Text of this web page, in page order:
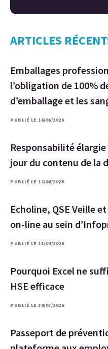
ARTICLES
Emballages
l’obligation de 100%
d’emballage et les
PUBLIÉ LE 16/06/2026
Responsabilité
jour du contenu de la
PUBLIÉ LE 12/06/2026
Echoline, QSE Veille
on-line au sein
PUBLIÉ LE 13/04/2026
Pourquoi Excel ne
HSE efficace
PUBLIÉ LE 30/03/2026
Passeport de